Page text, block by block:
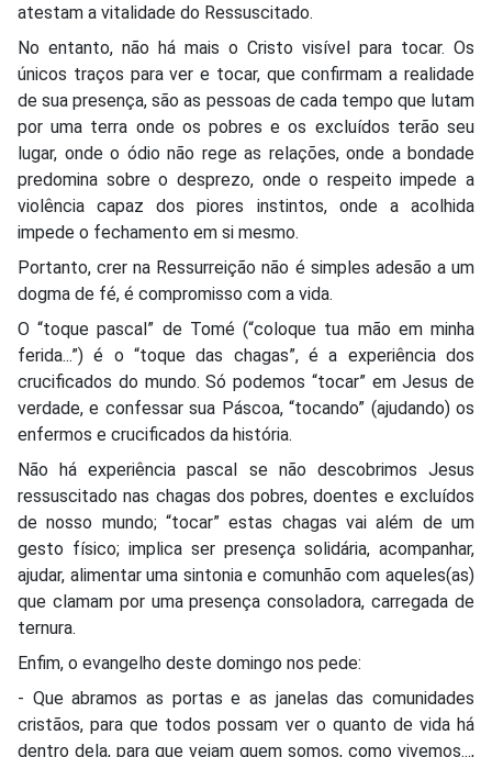
atestam a vitalidade do Ressuscitado.
No entanto, não há mais o Cristo visível para tocar. Os
únicos traços para ver e tocar, que confirmam a realidade
de sua presença, são as pessoas de cada tempo que lutam
por uma terra onde os pobres e os excluídos terão seu
lugar, onde o ódio não rege as relações, onde a bondade
predomina sobre o desprezo, onde o respeito impede a
violência capaz dos piores instintos, onde a acolhida
impede o fechamento em si mesmo.
Portanto, crer na Ressurreição não é simples adesão a um
dogma de fé, é compromisso com a vida.
O “toque pascal” de Tomé (“coloque tua mão em minha
ferida...”) é o “toque das chagas”, é a experiência dos
crucificados do mundo. Só podemos “tocar” em Jesus de
verdade, e confessar sua Páscoa, “tocando” (ajudando) os
enfermos e crucificados da história.
Não há experiência pascal se não descobrimos Jesus
ressuscitado nas chagas dos pobres, doentes e excluídos
de nosso mundo; “tocar” estas chagas vai além de um
gesto físico; implica ser presença solidária, acompanhar,
ajudar, alimentar uma sintonia e comunhão com aqueles(as)
que clamam por uma presença consoladora, carregada de
ternura.
Enfim, o evangelho deste domingo nos pede:
- Que abramos as portas e as janelas das comunidades
cristãos, para que todos possam ver o quanto de vida há
dentro dela, para que vejam quem somos, como vivemos...,